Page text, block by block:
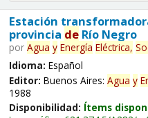
Estación
provincia deRío Negro
por Agua y Energía Eléctrica,
Idioma: Español
Editor: Buenos Aires: Agua y
1988
Disponibilidad: Ítems